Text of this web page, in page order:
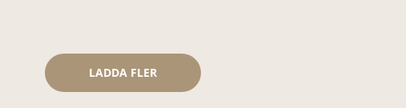
LADDA FLER